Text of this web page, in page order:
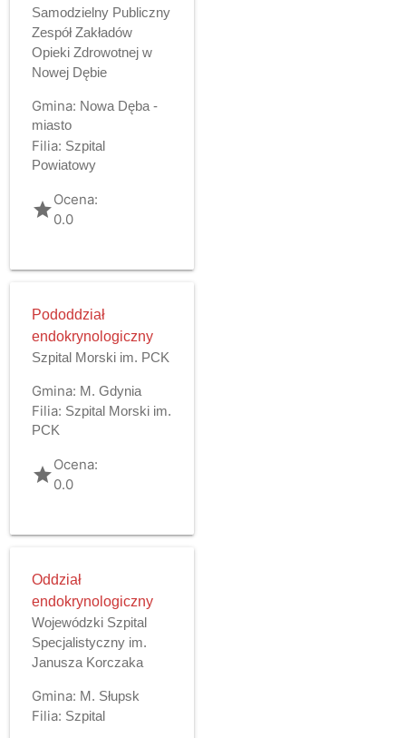
Samodzielny Publiczny
Zespół Zakładów
Opieki Zdrowotnej w
Nowej Dębie
Gmina: Nowa Dęba -
miasto
Filia: Szpital
Powiatowy
gradeOcena:
0.0
Pododdział
endokrynologiczny
Szpital Morski im. PCK
Gmina: M. Gdynia
Filia: Szpital Morski im.
PCK
gradeOcena:
0.0
Oddział
endokrynologiczny
Wojewódzki Szpital
Specjalistyczny im.
Janusza Korczaka
Gmina: M. Słupsk
Filia: Szpital